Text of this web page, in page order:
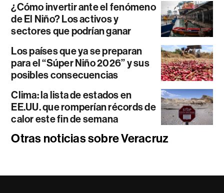
¿Cómo invertir ante el fenómeno
de El Niño? Los activos y
sectores que podrían ganar
Los países que ya se preparan
para el “Súper Niño 2026” y sus
posibles consecuencias
Clima: la lista de estados en
EE.UU. que romperían récords de
calor este fin de semana
Otras noticias sobre Veracruz